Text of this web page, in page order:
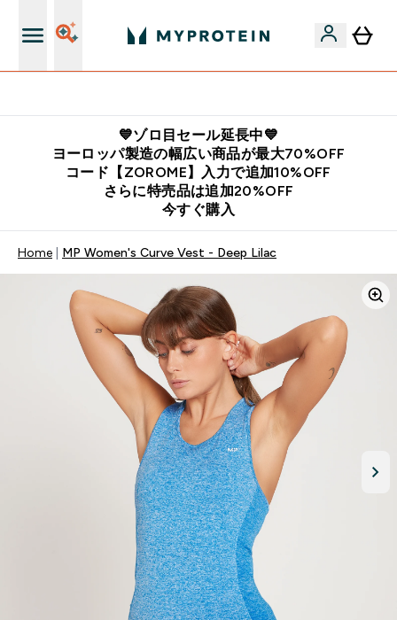
💙ゾロ目セール延長中💙
ヨーロッパ製造の幅広い商品が最大70%OFF
コード【ZOROME】入力で追加10%OFF
さらに特売品は追加20%OFF
今すぐ購入
Home MP Women's Curve Vest - Deep Lilac